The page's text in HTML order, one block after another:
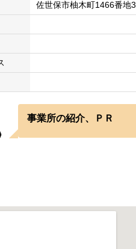
佐世保市柚木町1466番地3
事業所の紹介、ＰＲ